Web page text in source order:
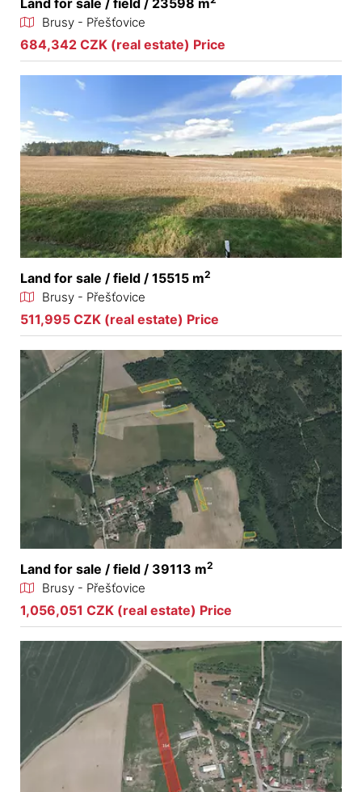
Land for sale / field / 23598 m
Brusy - Přešťovice
684,342 CZK (real estate) Price
Land for sale / field / 15515 m2
Brusy - Přešťovice
511,995 CZK (real estate) Price
Land for sale / field / 39113 m2
Brusy - Přešťovice
1,056,051 CZK (real estate) Price